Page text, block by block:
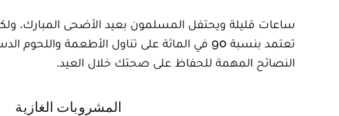
ساعات قليلة ويحتفل المسلمون بعيد الأضحى المبارك،
تعتمد بنسبة 90 في المائة على تناول
النصائح المهمة للحفاظ على صحتك خلال العيد.
المشروبات الغازية